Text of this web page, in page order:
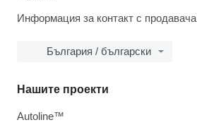
Информация за контакт с продавача
България / български
Нашите проекти
Autoline™